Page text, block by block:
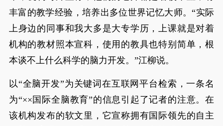
丰富的教学经验，培养出多位世界记忆大师。“实际
上身边的同事和我大多是大专学历，上课就是对着
机构的教材照本宣科，使用的教具也特别简单，根
本谈不上什么科学的脑力开发。”江柳说。
以“全脑开发”为关键词在互联网平台检索，一条名
为“××国际全脑教育”的信息引起了记者的注意。在
该机构发布的软文里，它宣称拥有国际领先的自主